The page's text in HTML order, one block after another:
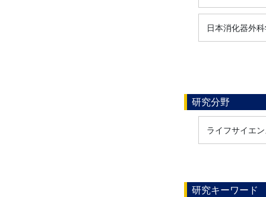
日本消化器外
研究分野
ライフサイエ
研究キーワード